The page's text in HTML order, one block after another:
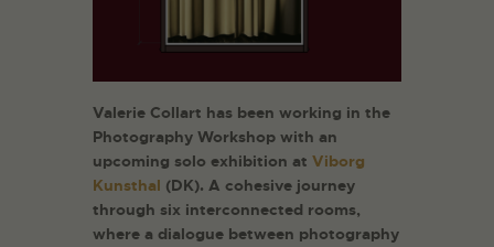
Valerie Collart has been working in the
Photography Workshop with an
upcoming solo exhibition at Viborg
Kunsthal (DK). A cohesive journey
through six interconnected rooms,
where a dialogue between photography